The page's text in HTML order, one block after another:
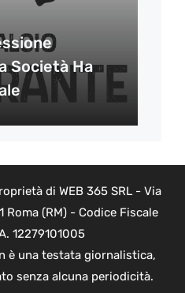
Società Ha
di WEB 365 SRL - Via
Roma (RM) - Codice Fiscale
12279101005
è una testata giornalistica,
senza alcuna periodicità.